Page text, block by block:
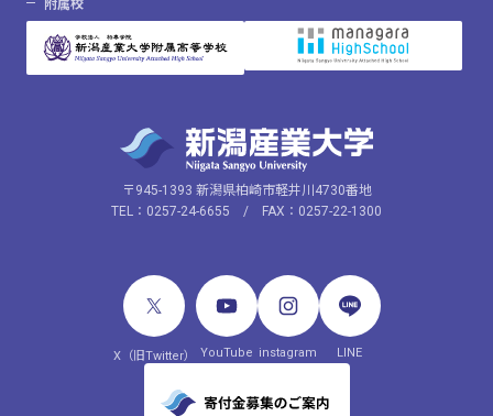
附属校
〒945-1393 新潟県柏崎市軽井川4730番地
TEL：0257-24-6655 / FAX：0257-22-1300
X（旧Twitter） YouTube instagram LINE